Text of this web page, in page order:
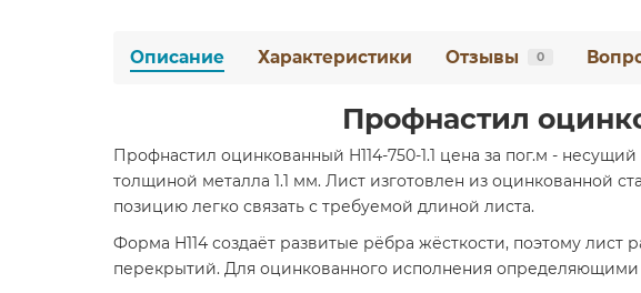
Описание Характеристики Отзывы 0
Профнастил
Профнастил оцинкованный H114-750-1.1 цена за пог.м -
толщиной металла 1.1 мм. Лист изготовлен из оцинкованной
позицию легко связать с требуемой длиной листа.
Форма H114 создаёт развитые рёбра жёсткости, поэтому лист
перекрытий. Для оцинкованного исполнения